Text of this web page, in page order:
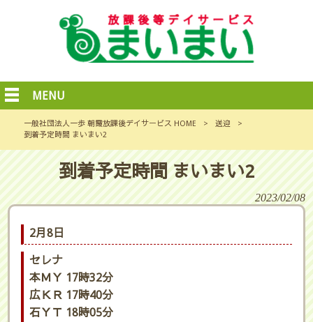
MENU
一般社団法人一歩 朝霞放課後デイサービス HOME > 送迎
>
到着予定時間 まいまい2
到着予定時間 まいまい2
2023/02/08
2月8日
セレナ
本ＭＹ 17時32分
広ＫＲ 17時40分
石ＹＴ 18時05分